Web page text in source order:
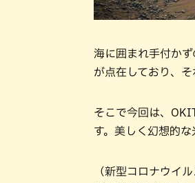
海に囲まれ手付か
が点在しており、そ
そこで今回は、
す。美しく幻想的
（新型コロナウイ